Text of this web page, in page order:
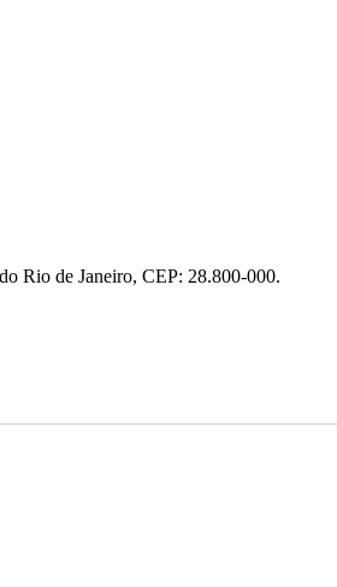
Rio de Janeiro, CEP: 28.800-000.